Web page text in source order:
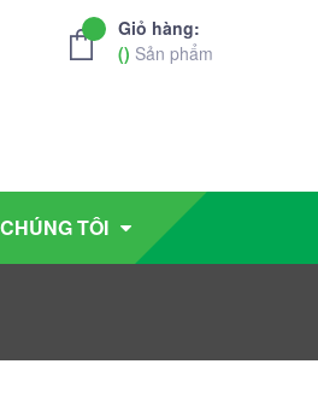
Giỏ hàng:
() Sản phẩm
TÔI